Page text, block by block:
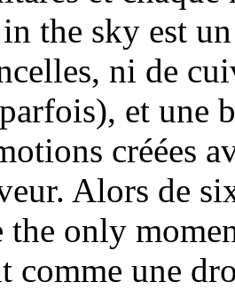
the sky est
ni de
et une
créées
Alors de
only
comme une